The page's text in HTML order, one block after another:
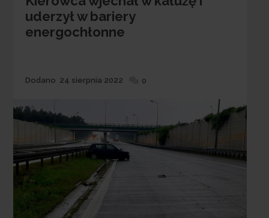
uderzył w bariery
energochłonne
Dodane
Dodano 24 sierpnia 2022 0